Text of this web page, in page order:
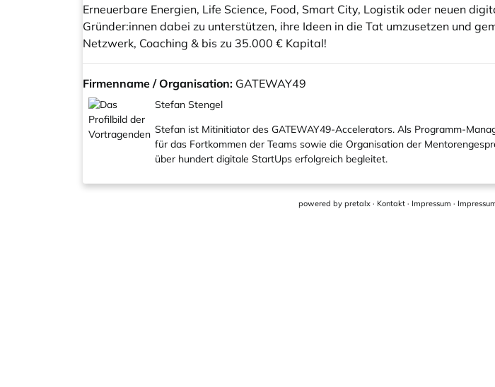
Erneuerbare Energien, Life Science, Food, Smart City, Logistik oder neuen
Gründer:innen dabei zu unterstützen, ihre Ideen in die Tat umzusetzen und
Netzwerk, Coaching & bis zu 35.000 € Kapital!
Firmenname / Organisation: GATEWAY49
Stefan Stengel
Stefan ist Mitinitiator des GATEWAY49-Accelerators. Als Programm-
für das Fortkommen der Teams sowie die Organisation der
über hundert digitale StartUps erfolgreich begleitet.
powered by pretalx · Kontakt · Impressum ·